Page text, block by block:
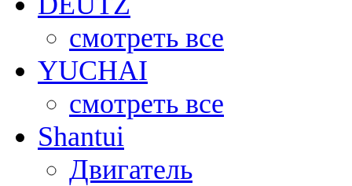
смотреть все
YUCHAI
смотреть все
Shantui
Двигатель